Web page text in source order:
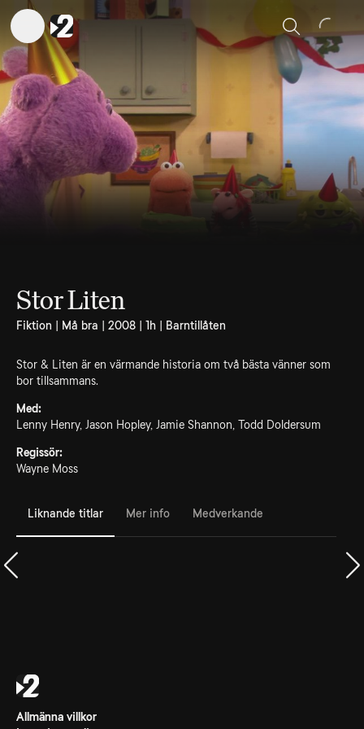
Sök
Stor Liten
Fiktion | Må bra | 2008 | 1h | Barntillåten
Stor & Liten är en värmande historia om två bästa vänner som
bor tillsammans.
Med:
Lenny Henry, Jason Hopley, Jamie Shannon, Todd Doldersum
Regissör:
Wayne Moss
Liknande titlar Mer info Medverkande
Allmänna villkor